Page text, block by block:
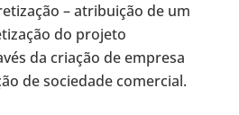
– atribuição de um
do projeto
da criação de empresa
de sociedade comercial.